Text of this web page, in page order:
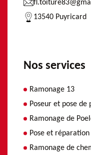
13540 Puyricard
Nos services
Ramonage 13
Poseur et pose
Ramonage de
Pose et
Ramonage de